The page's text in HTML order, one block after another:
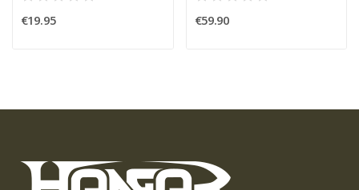
€19.95 €59.90